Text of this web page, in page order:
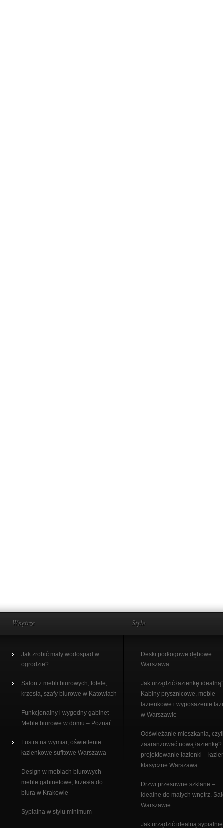
Wnętrze
Jak zrobić mały wodospad w
ogrodzie?
Salon z mebli biurowych, fotele,
krzesła, szafy biurowe w Katowiach
Funkcjonalny i wygodny gabinet –
Meble biurowe w domu – Poznań
Lustra na wymiar, oświetlenie
łazienkowe sufitowe Warszawa
Design w meblach biurowych –
meble gabinetowe, krzesła do
biura w Krakowie
Sypialna w stylu minimum
Style
Deski podłogowe dębowe
Warszawa
Jak urządzić łazienkę
Kabiny prysznicowe, meble
łazienkowe i wyposażenie
w Warszawie
Odświeżanie mieszkania,
zaaranżować nową łazienkę?
projektowanie łazienki –
klasyczne Warszawa
Drzwi przesuwne szklane –
idealne do małych wnętrz.
Warszawie
Jak urządzić idealną